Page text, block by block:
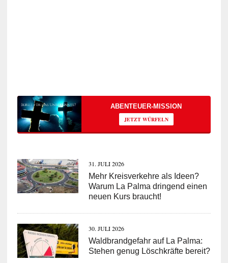
ABENTEUER-MISSION
JETZT WÜRFELN
31. JULI 2026
Mehr Kreisverkehre als Ideen?
Warum La Palma dringend einen
neuen Kurs braucht!
30. JULI 2026
Waldbrandgefahr auf La Palma:
Stehen genug Löschkräfte bereit?